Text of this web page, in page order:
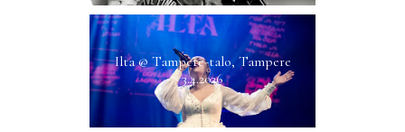
Ilta @ Tampere-talo, Tampere
3.4.2026